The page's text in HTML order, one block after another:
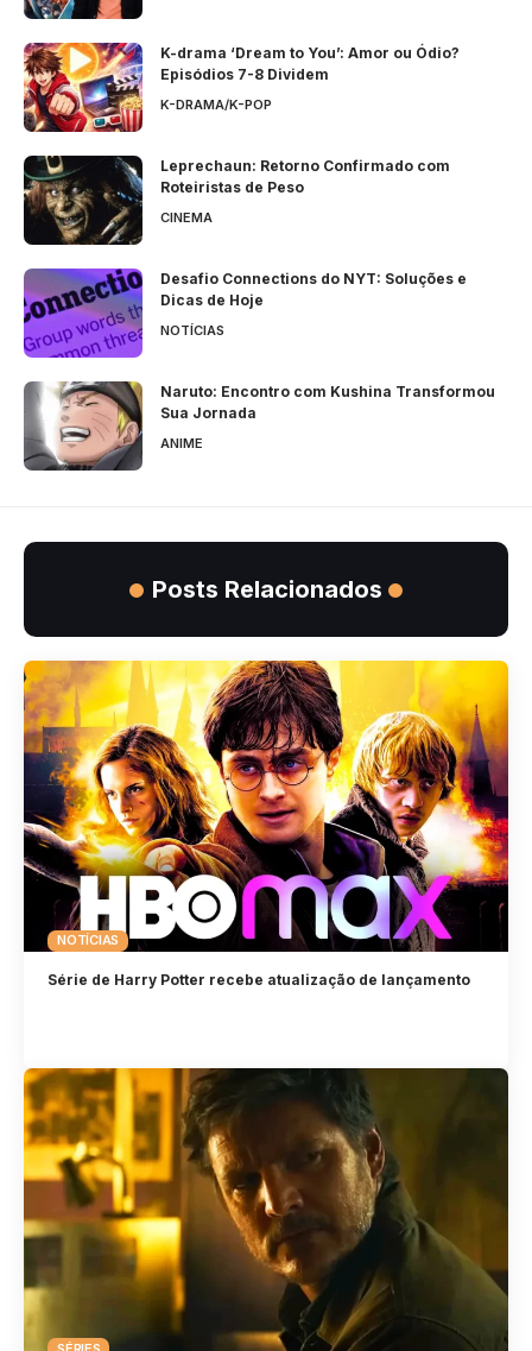
K-drama ‘Dream to You’: Amor ou Ódio?
Episódios 7-8 Dividem
K-DRAMA/K-POP
Leprechaun: Retorno Confirmado com
Roteiristas de Peso
CINEMA
Desafio Connections do NYT: Soluções e
Dicas de Hoje
NOTÍCIAS
Naruto: Encontro com Kushina Transformou
Sua Jornada
ANIME
Posts Relacionados
NOTÍCIAS
Série de Harry Potter recebe atualização de lançamento